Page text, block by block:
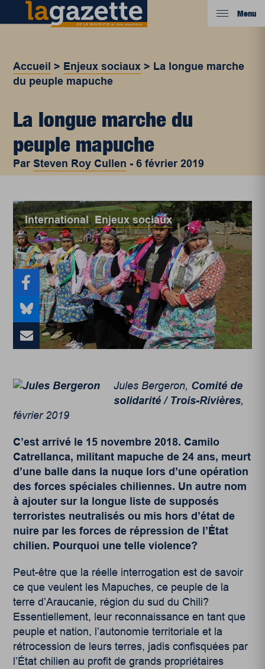
Menu
Accueil > Enjeux sociaux > La longue marche
du peuple mapuche
La longue marche du
peuple mapuche
ParSteven Roy Cullen -6 février 2019
International , Enjeux sociaux
Jules Bergeron, Comité de
solidarité / Trois-Rivières,
février 2019
C’est arrivé le 15 novembre 2018. Camilo
Catrellanca, militant mapuche de 24 ans, meurt
d’une balle dans la nuque lors d’une opération
des forces spéciales chiliennes. Un autre nom
à ajouter sur la longue liste de supposés
terroristes neutralisés ou mis hors d’état de
nuire par les forces de répression de l’État
chilien. Pourquoi une telle violence?
Peut-être que la réelle interrogation est de savoir
ce que veulent les Mapuches, ce peuple de la
terre d’Araucanie, région du sud du Chili?
Essentiellement, leur reconnaissance en tant que
peuple et nation, l’autonomie territoriale et la
rétrocession de leurs terres, jadis confisquées par
l’État chilien au profit de grands propriétaires